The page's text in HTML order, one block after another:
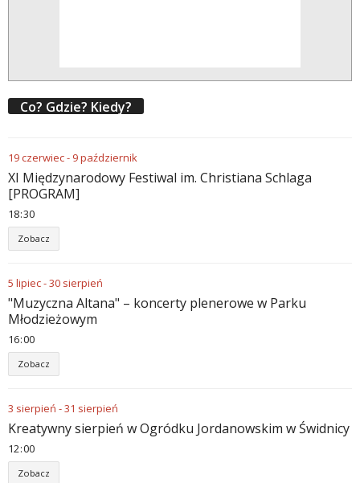
Co? Gdzie? Kiedy?
19czerwiec- 9październik
XI Międzynarodowy Festiwal im. Christiana Schlaga
[PROGRAM]
18 30
Zobacz
5 lipiec-30 sierpień
"Muzyczna Altana" – koncerty plenerowe w Parku
Młodzieżowym
16 00
Zobacz
3 sierpień -31 sierpień
Kreatywny sierpień w Ogródku Jordanowskim w Świdnicy
12 00
Zobacz